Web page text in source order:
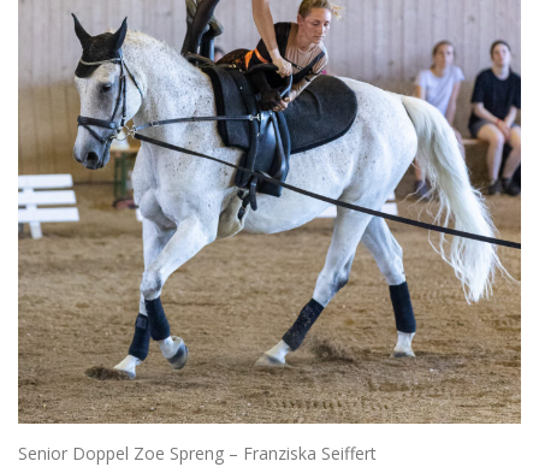
Senior Doppel Zoe Spreng – Franziska Seiffert